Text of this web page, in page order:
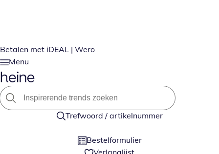
Betalen met iDEAL | Wero
Menu
Trefwoord / artikelnummer
Bestelformulier
Verlanglijst